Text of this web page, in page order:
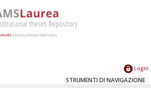
Login
STRUMENTI DI NAVIGAZIONE